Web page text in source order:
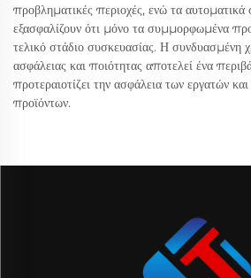
προβληματικές περιοχές, ενώ τα
εξασφαλίζουν ότι μόνο τα συμμορφωμένα
τελικό στάδιο συσκευασίας. Η συνδυασμένη
ασφάλειας και ποιότητας αποτελεί ένα
προτεραιοτίζει την ασφάλεια των εργατών
προϊόντων.